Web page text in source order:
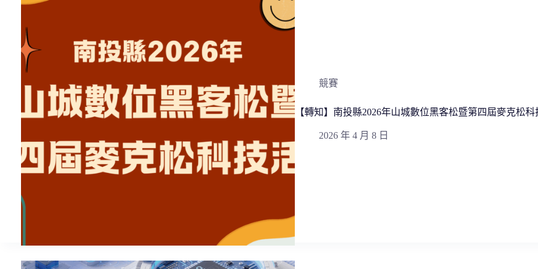
競賽
【轉知】南投縣2026年山城數位黑客松暨第四屆麥克松科
2026 年 4 月 8 日